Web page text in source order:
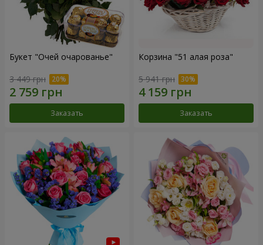
Букет "Очей очарованье"
3 449 грн
Заказать
Корзина "51 алая роза"
5 941 грн
Заказать